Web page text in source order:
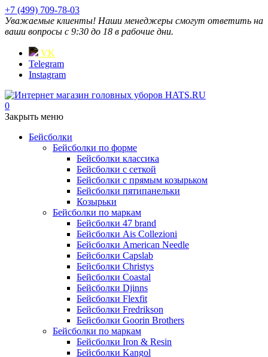
+7 (499) 709-78-03
Уважаемые клиенты! Наши менеджеры смогут ответить на
ваши вопросы с 9:30 до 18 в рабочие дни.
VK
Telegram
Instagram
0
Закрыть меню
Бейсболки
Бейсболки по форме
Бейсболки классика
Бейсболки с сеткой
Бейсболки с прямым козырьком
Бейсболки пятипанельки
Козырьки
Бейсболки по маркам
Бейсболки 47 brand
Бейсболки Ais Collezioni
Бейсболки American Needle
Бейсболки Capslab
Бейсболки Christys
Бейсболки Coastal
Бейсболки Djinns
Бейсболки Flexfit
Бейсболки Fredrikson
Бейсболки Goorin Brothers
Бейсболки по маркам
Бейсболки Iron & Resin
Бейсболки Kangol